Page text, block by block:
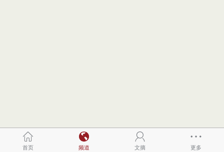
首页 频道 文摘 更多